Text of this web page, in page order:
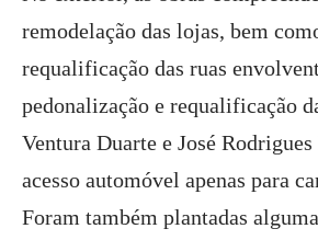
remodelação das lojas, bem
requalificação das ruas
pedonalização e requalificação
Ventura Duarte e José
acesso automóvel apenas para
Foram também plantadas